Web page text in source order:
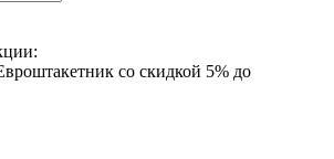
со скидкой 5% до